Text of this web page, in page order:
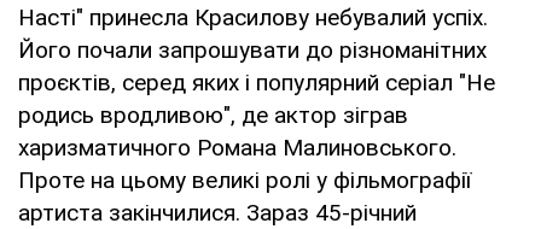
Насті" принесла Красилову небувалий успіх.
Його почали запрошувати до різноманітних
проєктів, серед яких і популярний серіал "Не
родись вродливою", де актор зіграв
харизматичного Романа Малиновського.
Проте на цьому великі ролі у фільмографії
артиста закінчилися. Зараз 45-річний